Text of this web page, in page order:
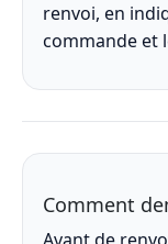
renvoi, en
commande et
Comment